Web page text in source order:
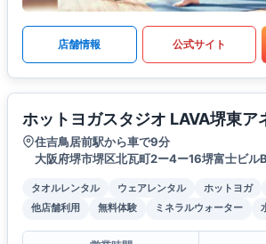
店舗情報 公式サイト
ホットヨガスタジオ LAVA堺東ア
住吉鳥居前駅から車で9分
大阪府堺市堺区北瓦町2ー4ー16堺富士ビル
タオルレンタル ウェアレンタル ホットヨガ
他店舗利用
無料体験 ミネラルウォーター